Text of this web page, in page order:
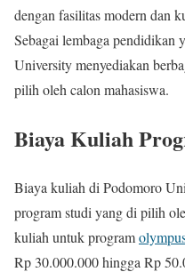
dengan fasilitas modern dan
Sebagai lembaga pendidikan
University menyediakan
pilih oleh calon mahasiswa.
Biaya Kuliah
Biaya kuliah di Podomoro
program studi yang di pilih
kuliah untuk program
Rp 30.000.000 hingga Rp